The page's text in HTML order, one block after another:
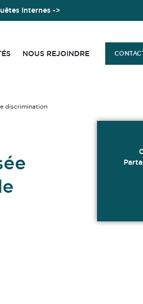
Internes ->
NOUS REJOINDRE
discrimination